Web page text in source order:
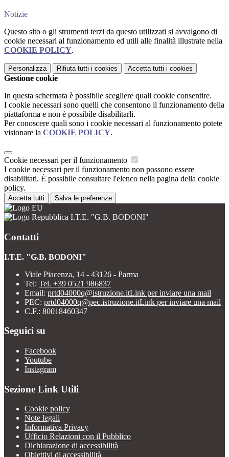
Notizie
Questo sito o gli strumenti terzi da questo utilizzati si avvalgono di
cookie necessari al funzionamento ed utili alle finalità illustrate nella
COOKIE POLICY.
Personalizza Rifiuta tutti i cookies Accetta tutti i cookies
Gestione cookie
In questa schermata è possibile scegliere quali cookie consentire.
I cookie necessari sono quelli che consentono il funzionamento della
piattaforma e non è possibile disabilitarli.
Per conoscere quali sono i cookie necessari al funzionamento potete
visionare la COOKIE POLICY.
Cookie necessari per il funzionamento
I cookie necessari per il funzionamento non possono essere
disabilitati. È possibile consultare l'elenco nella pagina della cookie
policy.
Accetta tutti Salva le preferenze
I.T.E. "G.B. BODONI"
Contatti
I.T.E. "G.B. BODONI"
Viale Piacenza, 14 - 43126 - Parma
Tel: Tel. +39 0521 986837
Email: prtd04000q@istruzione.itLink per inviare una mail
PEC: prtd04000q@pec.istruzione.itLink per inviare una mail
C.F.: 80018460347
Seguici su
Facebook
Youtube
Instagram
Sezione Link Utili
Cookie policy
Note legali
Informativa Privacy
Ufficio Relazioni con il Pubblico
Dichiarazione di accessibilità
Obiettivi di accessibilità